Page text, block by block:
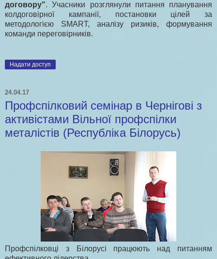
договору". Учасники розглянули питання планування
колдоговірної кампанії, постановки цілей за
методологією SMART, аналізу ризиків, формування
команди переговірників.
Надати доступ
24.04.17
Профспілковий семінар в Чернігові з
активістами Вільної профспілки
металістів (Республіка Білорусь)
Профспілковці з Білорусі працюють над питанням